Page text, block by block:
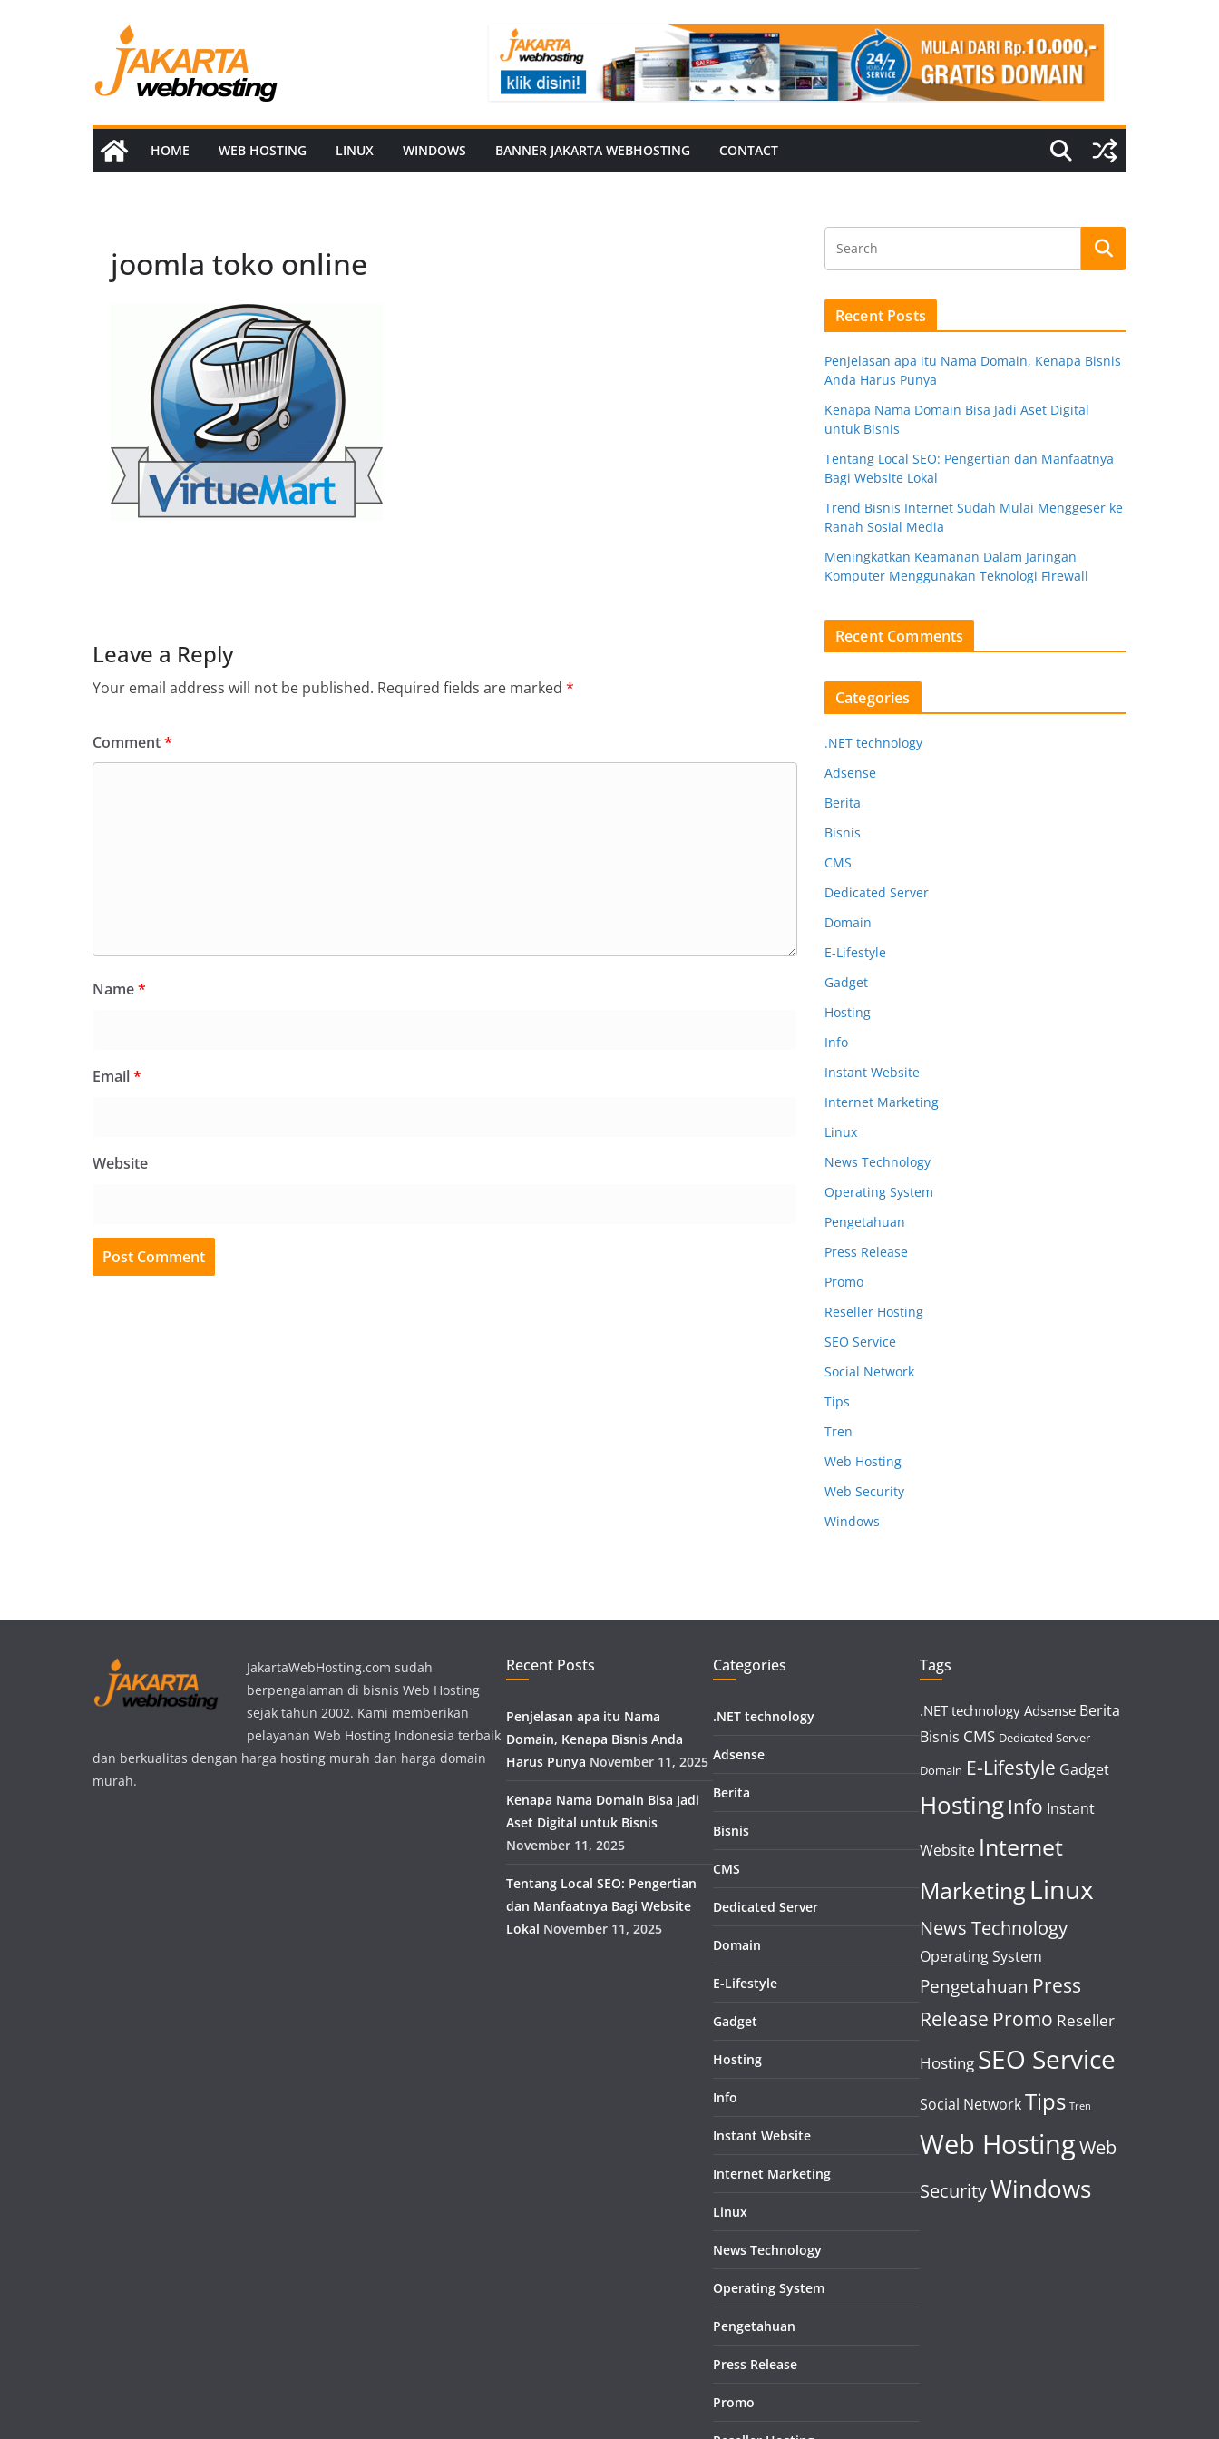
HOME WEB HOSTING LINUX WINDOWS BANNER JAKARTA WEBHOSTING CONTACT
joomla toko online
Leave a Reply
Your email address will not be published. Required fields are marked *
Comment*
Name*
Email*
Website
Recent Posts
Penjelasan apa itu Nama Domain, Kenapa Bisnis
Anda Harus Punya
Kenapa Nama Domain Bisa Jadi Aset Digital
untuk Bisnis
Tentang Local SEO: Pengertian dan Manfaatnya
Bagi Website Lokal
Trend Bisnis Internet Sudah Mulai Menggeser ke
Ranah Sosial Media
Meningkatkan Keamanan Dalam Jaringan
Komputer Menggunakan Teknologi Firewall
Recent Comments
Categories
.NET technology
Adsense
Berita
Bisnis
CMS
Dedicated Server
Domain
E-Lifestyle
Gadget
Hosting
Info
Instant Website
Internet Marketing
Linux
News Technology
Operating System
Pengetahuan
Press Release
Promo
Reseller Hosting
SEO Service
Social Network
Tips
Tren
Web Hosting
Web Security
Windows
JakartaWebHosting.com sudah
berpengalaman di bisnis Web Hosting
sejak tahun 2002. Kami memberikan
pelayanan Web Hosting Indonesia terbaik
dan berkualitas dengan harga hosting murah dan harga domain
murah.
Recent Posts
Penjelasan apa itu Nama
Domain, Kenapa Bisnis Anda
Harus Punya November 11, 2025
Kenapa Nama Domain Bisa Jadi
Aset Digital untuk Bisnis
November 11, 2025
Tentang Local SEO: Pengertian
dan Manfaatnya Bagi Website
Lokal November 11, 2025
Categories
.NET technology
Adsense
Berita
Bisnis
CMS
Dedicated Server
Domain
E-Lifestyle
Gadget
Hosting
Info
Instant Website
Internet Marketing
Linux
News Technology
Operating System
Pengetahuan
Press Release
Promo
Tags
.NET technology Adsense Berita
Bisnis CMS Dedicated Server
Domain E-Lifestyle Gadget
Hosting Info Instant
Website Internet
Marketing Linux
News Technology
Operating System
Pengetahuan Press
Release Promo Reseller
Hosting SEO Service
Social NetworkTips Tren
Web HostingWeb
SecurityWindows